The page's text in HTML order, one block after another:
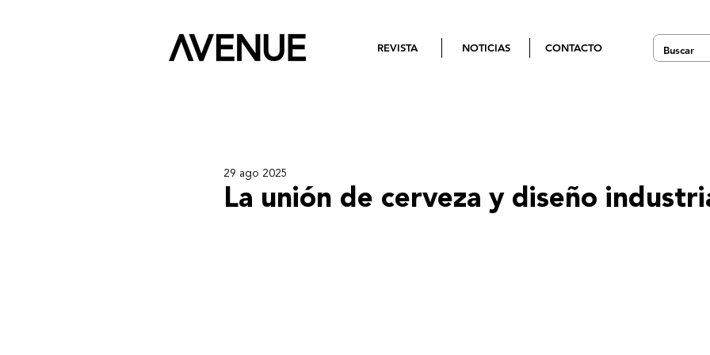
REVISTA NOTICIAS CONTACTO
La unión de cerveza y diseño
29 ago 2025